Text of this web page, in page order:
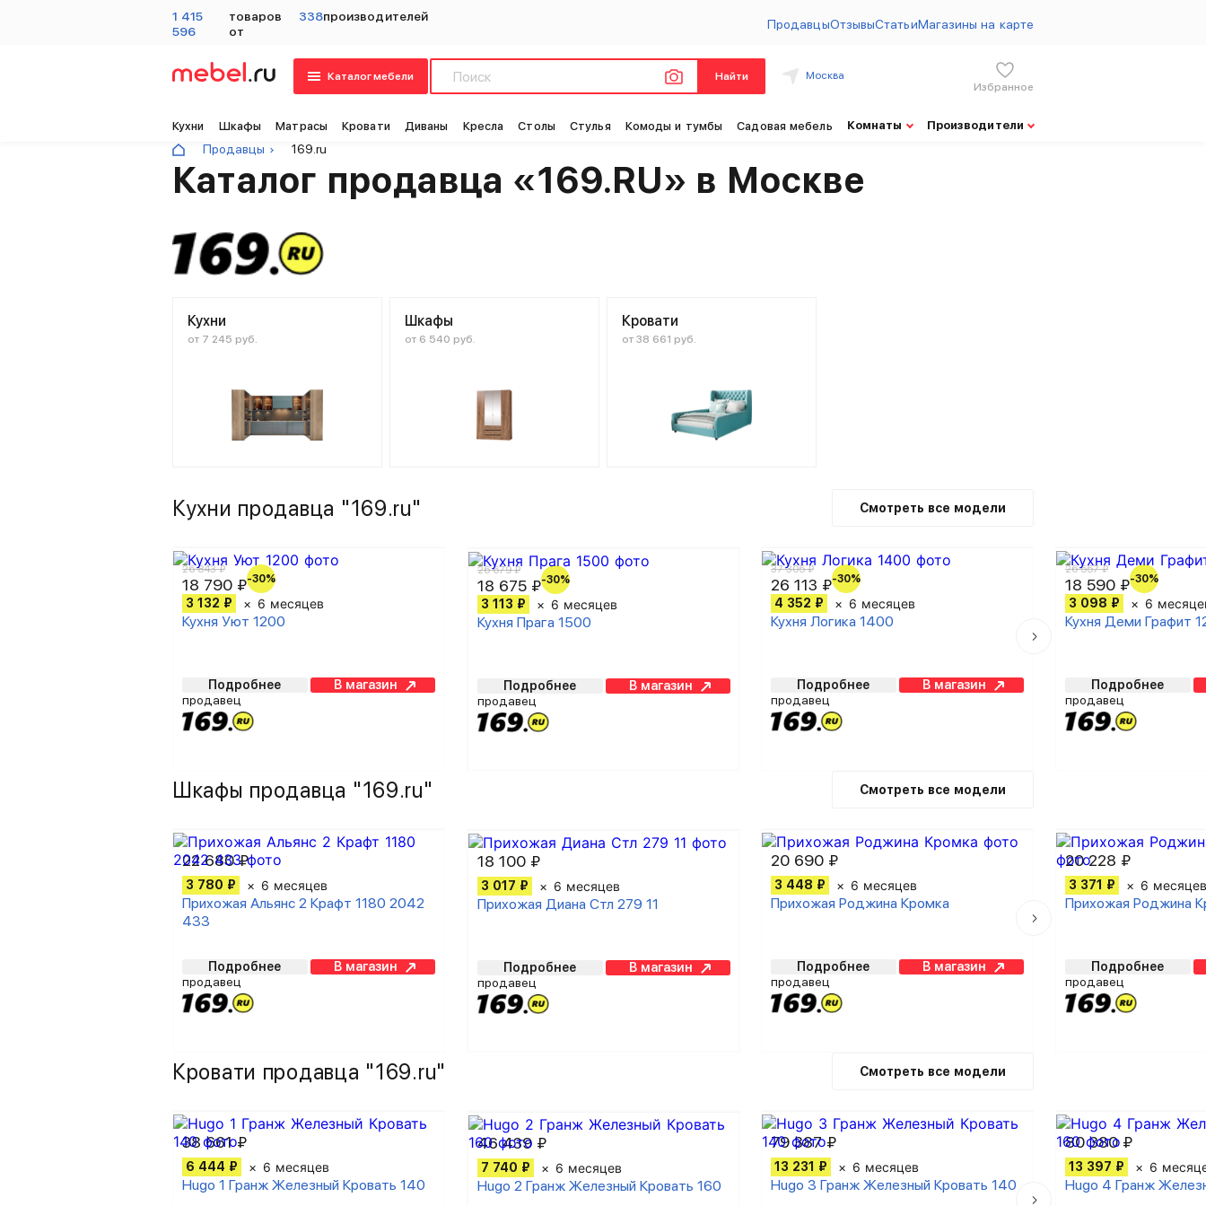
1 415
596
товаров
от
338производителей
ПродавцыОтзывыСтатьиМагазины на карте
Каталог мебели Найти
Москва
Избранное
Кухни Шкафы Матрасы Кровати Диваны Кресла Столы Стулья Комоды и тумбы Садовая мебель Комнаты Производители
Продавцы 169.ru
Каталог продавца «169.RU» в Москве
Кухни
от 7 245 руб.
Шкафы
от 6 540 руб.
Кровати
от 38 661 руб.
Кухни продавца "169.ru" Смотреть все модели
26 843 ₽
18 790 ₽-30%
3 132 ₽ 6 месяцев
Кухня Уют 1200
Подробнее
В магазин
продавец
26 679 ₽
18 675 ₽-30%
3 113 ₽ 6 месяцев
Кухня Прага 1500
Подробнее
В магазин
продавец
37 305 ₽
26 113 ₽-30%
4 352 ₽ 6 месяцев
Кухня Логика 1400
Подробнее
В магазин
продавец
26 557 ₽
18 590 ₽-30%
3 098 ₽ 6
Кухня Деми Графит
Подробнее
продавец
Шкафы продавца "169.ru" Смотреть все модели
22 680 ₽
3 780 ₽ 6 месяцев
Прихожая Альянс 2 Крафт 1180 2042
433
Подробнее
В магазин
продавец
18 100 ₽
3 017 ₽ 6 месяцев
Прихожая Диана Стл 279 11
Подробнее
В магазин
продавец
20 690 ₽
3 448 ₽ 6 месяцев
Прихожая Роджина Кромка
Подробнее
В магазин
продавец
20 228 ₽
3 371 ₽ 6 месяцев
Прихожая Роджина
Подробнее
продавец
Кровати продавца "169.ru" Смотреть все модели
38 661 ₽
6 444 ₽ 6 месяцев
Hugo 1 Гранж Железный Кровать 140
46 439 ₽
7 740 ₽ 6 месяцев
Hugo 2 Гранж Железный Кровать 160
79 387 ₽
13 231 ₽ 6 месяцев
Hugo 3 Гранж Железный Кровать 140
80 380 ₽
13 397 ₽ 6
Hugo 4 Гранж